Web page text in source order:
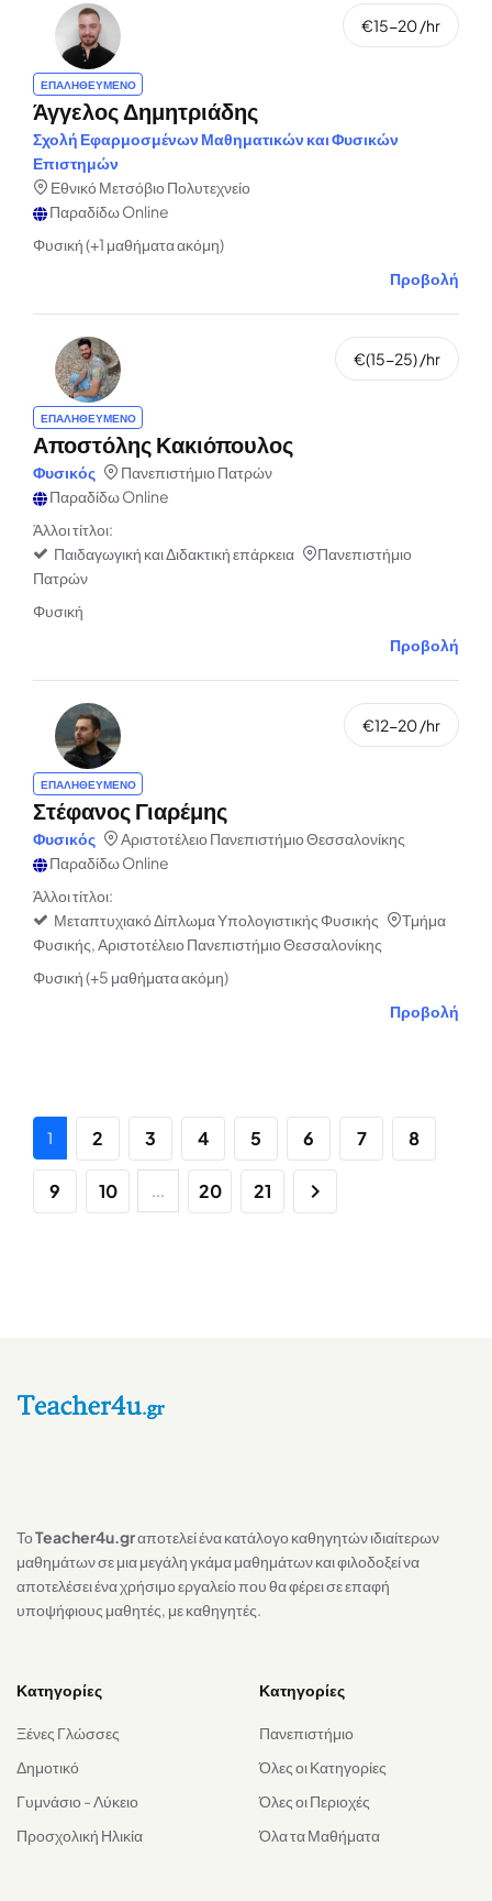
ΕΠΑΛΗΘΕΥΜΕΝΟ
Άγγελος Δημητριάδης
Σχολή Εφαρμοσμένων Μαθηματικών και Φυσικών
Επιστημών
Εθνικό Μετσόβιο Πολυτεχνείο
Παραδίδω Online
Φυσική (+1 μαθήματα ακόμη)
Προβολή
€15-20 /hr
ΕΠΑΛΗΘΕΥΜΕΝΟ
Αποστόλης Κακιόπουλος
Φυσικός
Πανεπιστήμιο Πατρών
Παραδίδω Online
Άλλοι τίτλοι:
Παιδαγωγική και Διδακτική επάρκεια
Πανεπιστήμιο
Πατρών
Φυσική
Προβολή
€(15-25) /hr
ΕΠΑΛΗΘΕΥΜΕΝΟ
Στέφανος Γιαρέμης
Φυσικός
Αριστοτέλειο Πανεπιστήμιο Θεσσαλονίκης
Παραδίδω Online
Άλλοι τίτλοι:
Μεταπτυχιακό Δίπλωμα Υπολογιστικής Φυσικής
Τμήμα
Φυσικής, Αριστοτέλειο Πανεπιστήμιο Θεσσαλονίκης
Φυσική (+5 μαθήματα ακόμη)
Προβολή
€12-20 /hr
1 2 3 4 5 6 7 8
9 10 ... 20 21
ΤοTeacher4u.grαποτελεί ένα κατάλογο καθηγητών ιδιαίτερων
μαθημάτων σε μια μεγάλη γκάμα μαθημάτων και φιλοδοξεί να
αποτελέσει ένα χρήσιμο εργαλείο που θα φέρει σε επαφή
υποψήφιους μαθητές, με καθηγητές.
Κατηγορίες
Ξένες Γλώσσες
Δημοτικό
Γυμνάσιο - Λύκειο
Προσχολική Ηλικία
Κατηγορίες
Πανεπιστήμιο
Όλες οι Κατηγορίες
Όλες οι Περιοχές
Όλα τα Μαθήματα